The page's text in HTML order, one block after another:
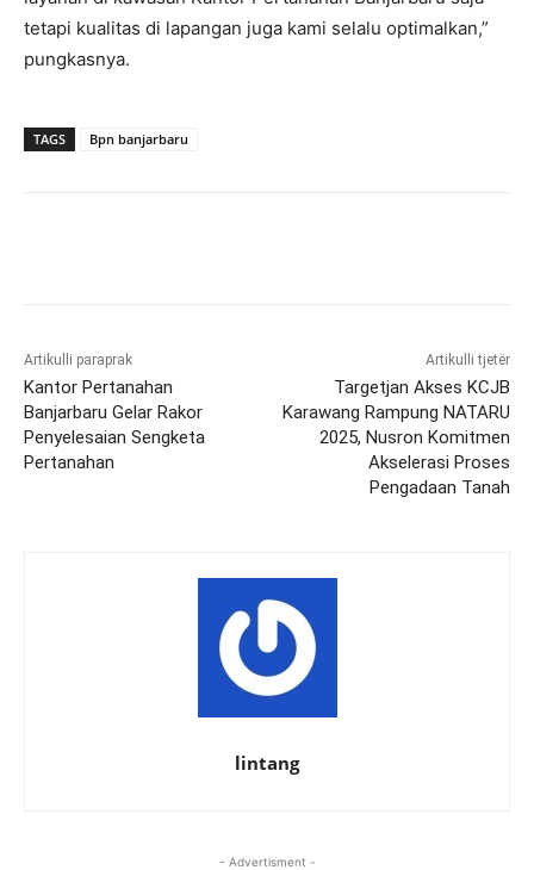
tetapi kualitas di lapangan juga kami selalu optimalkan,”
pungkasnya.
TAGS Bpn banjarbaru
Artikulli paraprak
Kantor Pertanahan
Banjarbaru Gelar Rakor
Penyelesaian Sengketa
Pertanahan
Artikulli tjetër
Targetjan Akses KCJB
Karawang Rampung NATARU
2025, Nusron Komitmen
Akselerasi Proses
Pengadaan Tanah
lintang
- Advertisment -